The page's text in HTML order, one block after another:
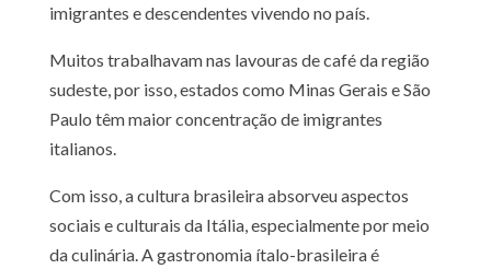
imigrantes e descendentes vivendo no país.
Muitos trabalhavam nas lavouras de café da região
sudeste, por isso, estados como Minas Gerais e São
Paulo têm maior concentração de imigrantes
italianos.
Com isso, a cultura brasileira absorveu aspectos
sociais e culturais da Itália, especialmente por meio
da culinária. A gastronomia ítalo-brasileira é